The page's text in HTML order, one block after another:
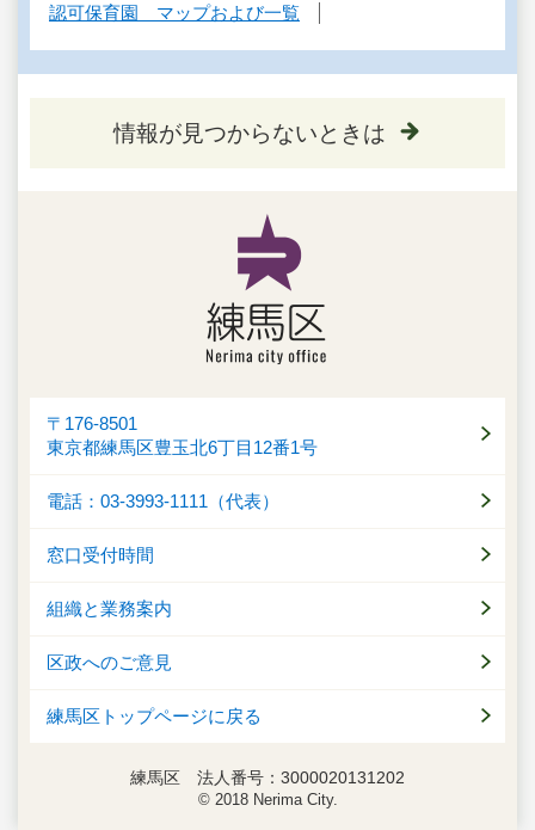
認可保育園 マップおよび一覧
情報が見つからないときは
〒176-8501
東京都練馬区豊玉北6丁目12番1号
電話：03-3993-1111（代表）
窓口受付時間
組織と業務案内
区政へのご意見
練馬区トップページに戻る
練馬区 法人番号：3000020131202
© 2018 Nerima City.